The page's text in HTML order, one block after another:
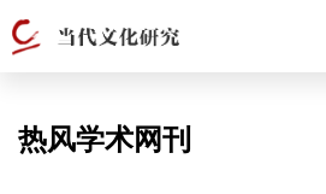
热风学术网刊